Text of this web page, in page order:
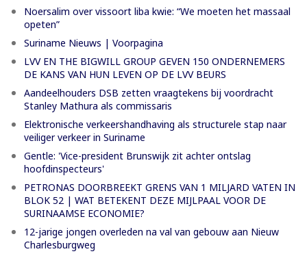
Noersalim over vissoort liba kwie: “We moeten het massaal
opeten”
Suriname Nieuws | Voorpagina
LVV EN THE BIGWILL GROUP GEVEN 150 ONDERNEMERS
DE KANS VAN HUN LEVEN OP DE LVV BEURS
Aandeelhouders DSB zetten vraagtekens bij voordracht
Stanley Mathura als commissaris
Elektronische verkeershandhaving als structurele stap naar
veiliger verkeer in Suriname
Gentle: 'Vice-president Brunswijk zit achter ontslag
hoofdinspecteurs'
PETRONAS DOORBREEKT GRENS VAN 1 MILJARD VATEN IN
BLOK 52 | WAT BETEKENT DEZE MIJLPAAL VOOR DE
SURINAAMSE ECONOMIE?
12-jarige jongen overleden na val van gebouw aan Nieuw
Charlesburgweg